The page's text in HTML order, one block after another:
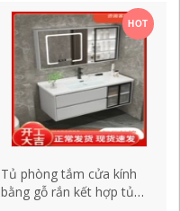
riêng biệt tích hợp tủ đựng
đồ mẫu tủ gương phòng
tắm tủ gương phòng tắm
có đèn
HOT
Tủ phòng tắm cửa kính
bằng gỗ rắn kết hợp tủ